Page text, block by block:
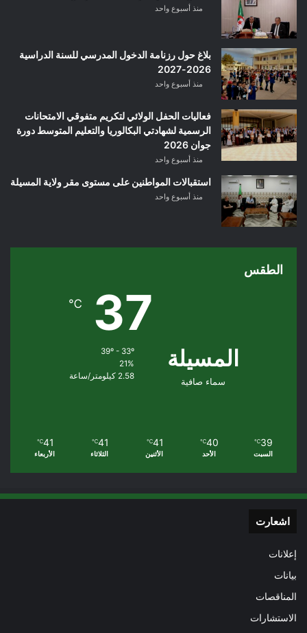
منذ أسبوع واحد
بلاغ حول رزنامة الدخول المدرسي للسنة الدراسية
2026-2027
منذ أسبوع واحد
فعاليات الحفل الولائي لتكريم متفوقي الامتحانات
الرسمية لشهادتي البكالوريا والتعليم المتوسط دورة
جوان 2026
منذ أسبوع واحد
استقبالات المواطنين على مستوى مقر ولاية المسيلة
منذ أسبوع واحد
الطقس
المسيلة
سماء صافية
37
℃
39º - 33º
21%
2.58 كيلومتر/ساعة
39
℃
السبت
40
℃
الأحد
41
℃
الأثنين
41
℃
الثلاثاء
41
℃
الأربعاء
اشعارت
إعلانات
بيانات
المناقصات
الاستشارات